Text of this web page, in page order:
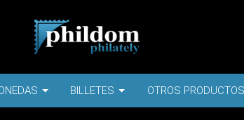
BILLETES OTROS PRODUCTOS